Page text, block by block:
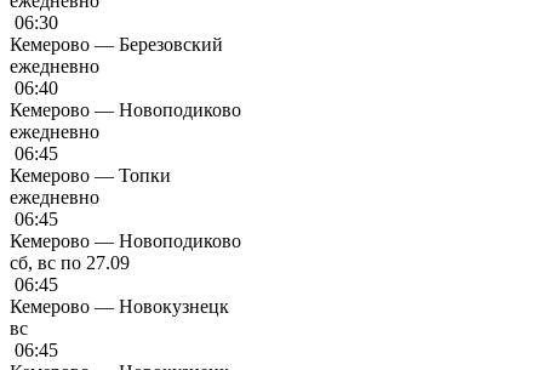
06:30
Кемерово — Березовский
ежедневно
06:40
Кемерово — Новоподиково
ежедневно
06:45
Кемерово — Топки
ежедневно
06:45
Кемерово — Новоподиково
сб, вс по 27.09
06:45
Кемерово — Новокузнецк
вс
06:45